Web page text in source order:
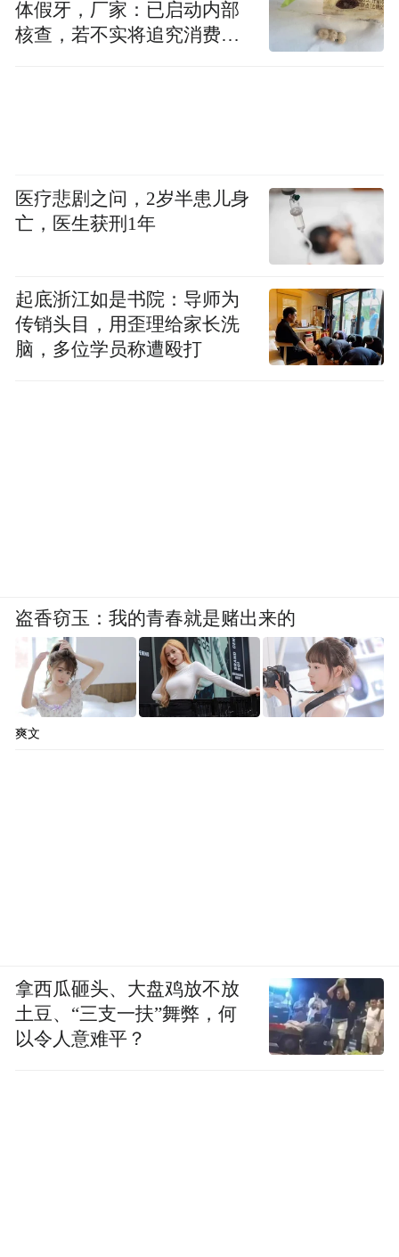
体假牙，厂家：已启动内部
核查，若不实将追究消费者
医疗悲剧之问，2岁半患儿身
亡，医生获刑1年
起底浙江如是书院：导师为
传销头目，用歪理给家长洗
脑，多位学员称遭殴打
盗香窃玉：我的青春就是赌出来的
爽文
拿西瓜砸头、大盘鸡放不放
土豆、“三支一扶”舞弊，何
以令人意难平？